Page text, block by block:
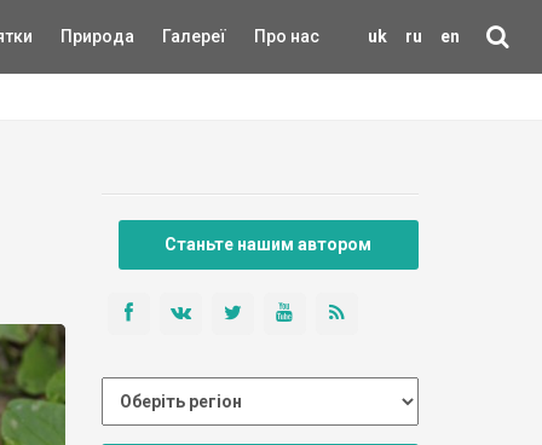
uk ru en
Природа Галереї Про нас
Станьте нашим автором